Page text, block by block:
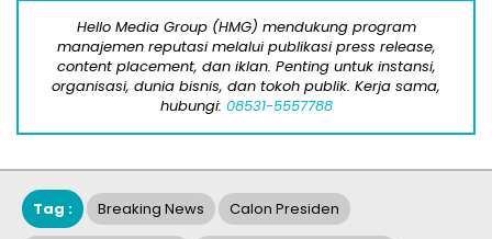
Hello Media Group (HMG) mendukung program
manajemen reputasi melalui publikasi press release,
content placement, dan iklan. Penting untuk instansi,
organisasi, dunia bisnis, dan tokoh publik. Kerja sama,
hubungi: 08531-5557788
Tag : Breaking News Calon Presiden